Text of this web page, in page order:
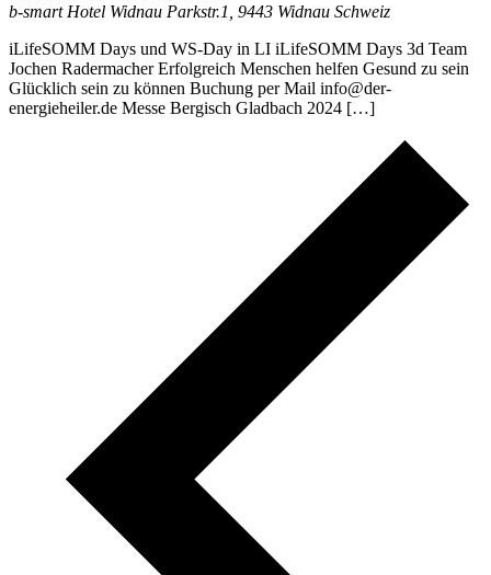
b-smart Hotel Widnau Parkstr.1, 9443 Widnau Schweiz
iLifeSOMM Days und WS-Day in LI iLifeSOMM Days 3d Team
Jochen Radermacher Erfolgreich Menschen helfen Gesund zu sein
Glücklich sein zu können Buchung per Mail info@der-
energieheiler.de Messe Bergisch Gladbach 2024 […]